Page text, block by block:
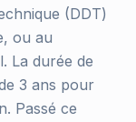
(DDT)
ou au
La durée de
3 ans pour
Passé ce